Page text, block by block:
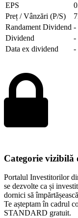
EPS
Preț / Vânzări (P/S)
Randament Dividend -
Dividend
-
Data ex dividend
-
Categorie
Portalul Investitorilor
se dezvolte ca și
dornici să
Te așteptam în cadrul
STANDARD gratuit.